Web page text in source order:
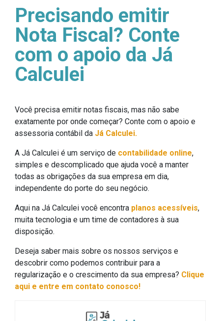
Precisando emitir
Nota Fiscal? Conte
com o apoio da Já
Calculei
Você precisa emitir notas fiscais, mas não sabe
exatamente por onde começar? Conte com o apoio e
assessoria contábil da Já Calculei.
A Já Calculei é um serviço de contabilidade online,
simples e descomplicado que ajuda você a manter
todas as obrigações da sua empresa em dia,
independente do porte do seu negócio.
Aqui na Já Calculei você encontra planos acessíveis,
muita tecnologia e um time de contadores à sua
disposição.
Deseja saber mais sobre os nossos serviços e
descobrir como podemos contribuir para a
regularização e o crescimento da sua empresa? Clique
aqui e entre em contato conosco!